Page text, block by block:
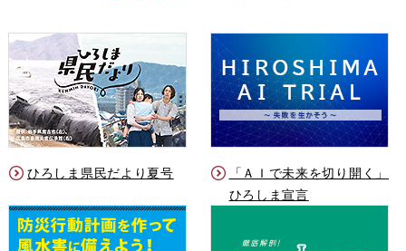
ひろしま県民だより夏号
「ＡＩで未来を切り開く」
ひろしま宣言